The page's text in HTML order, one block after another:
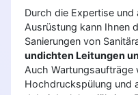
Durch die Expertise
Ausrüstung kann Ihnen
Sanierungen von
undichten Leitungen
Auch Wartungsaufträge
Hochdruckspülung und